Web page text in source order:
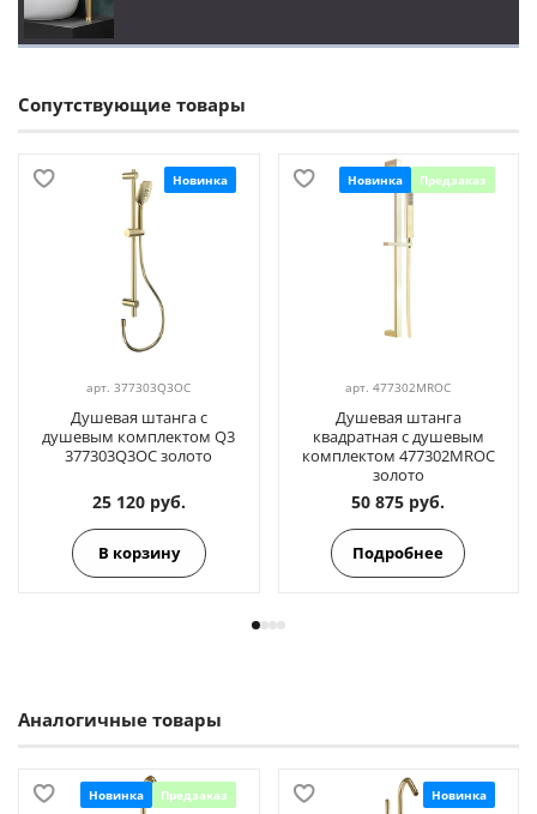
Сопутствующие товары
Новинка
арт.377303Q3OC
Душевая штанга с
душевым комплектом Q3
377303Q3OC золото
25 120 руб.
В корзину
Новинка Предзаказ
арт.477302MROC
Душевая штанга
квадратная с душевым
комплектом 477302MROC
золото
50 875 руб.
Подробнее
Аналогичные товары
Новинка Предзаказ Новинка